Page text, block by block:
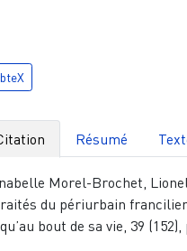
Résumé
Morel-Brochet,
du périurbain
bout de sa vie, 39 (152),